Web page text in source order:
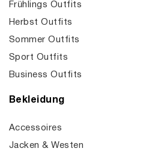
Frühlings Outfits
Herbst Outfits
Sommer Outfits
Sport Outfits
Business Outfits
Bekleidung
Accessoires
Jacken & Westen